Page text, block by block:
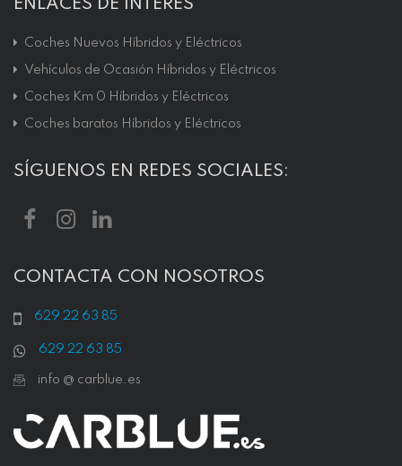
ENLACES DE INTERÉS
Coches Nuevos Híbridos y Eléctricos
Vehículos de Ocasión Híbridos y Eléctricos
Coches Km 0 Híbridos y Eléctricos
Coches baratos Híbridos y Eléctricos
SÍGUENOS EN REDES SOCIALES:
CONTACTA CON NOSOTROS
629 22 63 85
629 22 63 85
info @ carblue.es